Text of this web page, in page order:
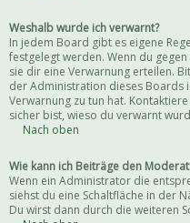
Weshalb wurde ich verwarnt?
In jedem Board gibt es eigene
festgelegt werden. Wenn du
sie dir eine Verwarnung erteilen.
der Administration dieses Boards
Verwarnung zu tun hat.
sicher bist, wieso du verwarnt
Nach oben
Wie kann ich Beiträge den
Wenn ein Administrator die
siehst du eine Schaltfläche in der
Du wirst dann durch die weiteren